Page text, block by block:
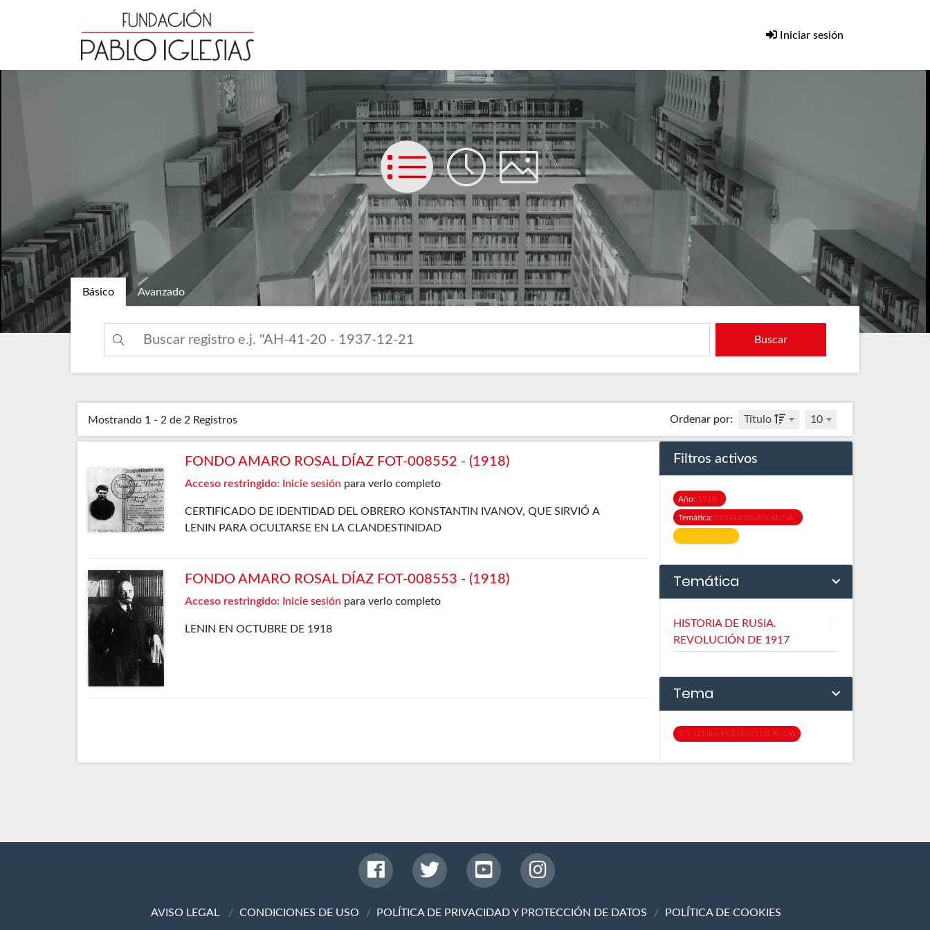
Iniciar sesión
List Time Picture
Básico Avanzado
Buscar
Mostrando 1 - 2 de 2 Registros Ordenar por: Título 10
FONDO AMARO ROSAL DÍAZ FOT-008552 - (1918)
Acceso restringido: Inicie sesión para verlo completo
CERTIFICADO DE IDENTIDAD DEL OBRERO KONSTANTIN IVANOV, QUE SIRVIÓ A
LENIN PARA OCULTARSE EN LA CLANDESTINIDAD
FONDO AMARO ROSAL DÍAZ FOT-008553 - (1918)
Acceso restringido: Inicie sesión para verlo completo
LENIN EN OCTUBRE DE 1918
Filtros activos
Año: 1918
Temática: COMUNISMO. RUSIA
Eliminar todos
Temática
HISTORIA DE RUSIA.
REVOLUCIÓN DE 1917
Tema
V. I. LENIN- POLÍTICO DE RUSIA
AVISO LEGAL CONDICIONES DE USO POLÍTICA DE PRIVACIDAD Y PROTECCIÓN DE DATOS POLÍTICA DE COOKIES